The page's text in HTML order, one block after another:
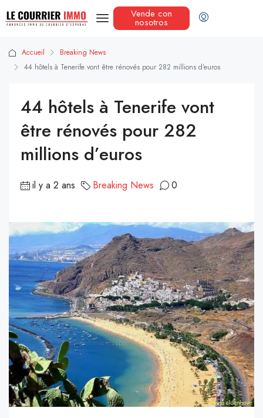
Vende con
nosotros
Accueil
Breaking News
44 hôtels à Tenerife vont être rénovés pour 282 millions d’euros
44 hôtels à Tenerife vont
être rénovés pour 282
millions d’euros
il y a 2 ans Breaking News 0